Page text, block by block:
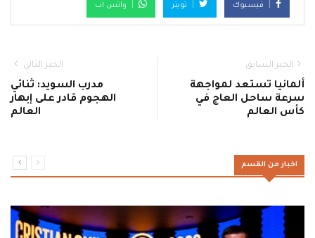
فيسبوك تويتر واتس اب
الخبر السابق
ألمانيا تستعد لمواجهة
سرعة ساحل العاج في
كأس العالم
الخبر التالي
مدرب السويد: ثنائي
الهجوم قادر على إبهار
العالم
اخبار من القسم